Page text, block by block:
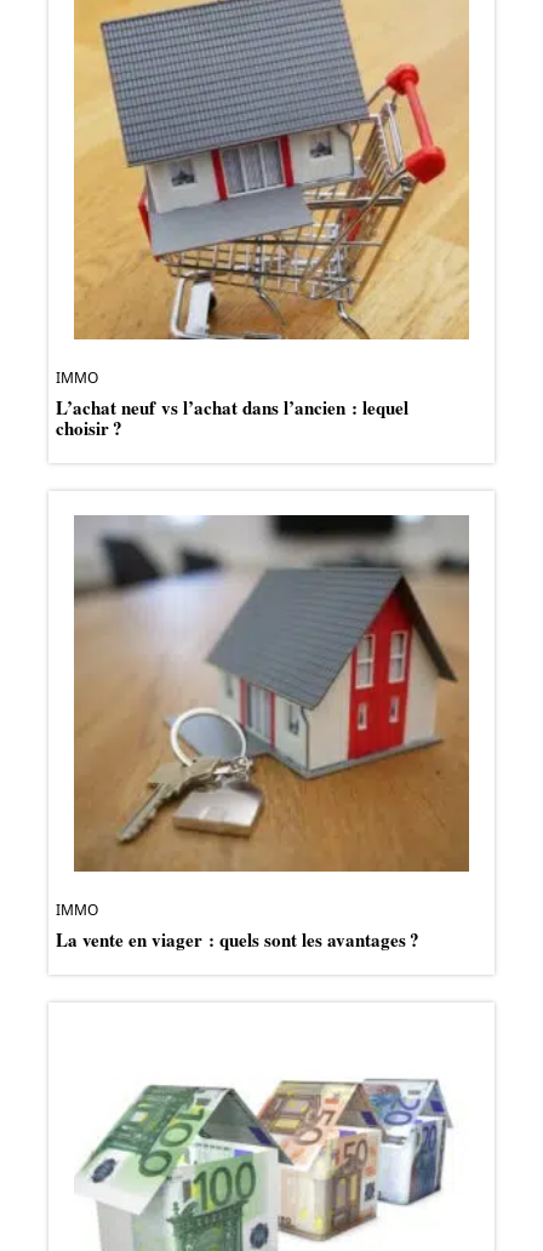
IMMO
L’achat neuf vs l’achat dans l’ancien : lequel
choisir ?
IMMO
La vente en viager : quels sont les avantages ?